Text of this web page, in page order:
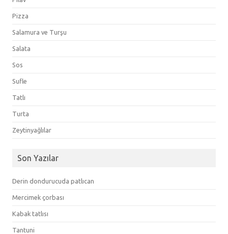
Pizza
Salamura ve Turşu
Salata
Sos
Sufle
Tatlı
Turta
Zeytinyağlılar
Son Yazılar
Derin dondurucuda patlıcan
Mercimek çorbası
Kabak tatlısı
Tantuni